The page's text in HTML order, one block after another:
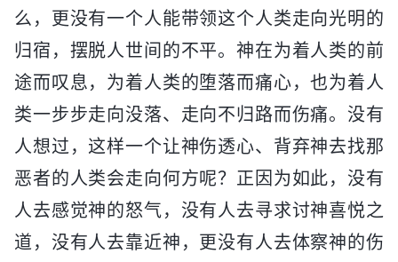
么，更没有一个人能带领这个人类走向光明的
归宿，摆脱人世间的不平。神在为着人类的前
途而叹息，为着人类的堕落而痛心，也为着人
类一步步走向没落、走向不归路而伤痛。没有
人想过，这样一个让神伤透心、背弃神去找那
恶者的人类会走向何方呢？正因为如此，没有
人去感觉神的怒气，没有人去寻求讨神喜悦之
道，没有人去靠近神，更没有人去体察神的伤